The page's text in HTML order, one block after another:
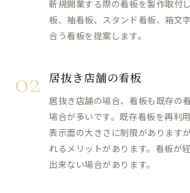
新規開業する際の看板を製作取付
板、袖看板、スタンド看板、箱文
合う看板を提案します。
02 居抜き店舗の看板
居抜き店舗の場合、看板も既存の
場合が多いです。既存看板を再利
表示面の大きさに制限があります
れるメリットがあります。看板が
出来ない場合があります。